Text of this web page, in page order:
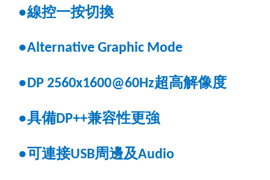
●線控一按切換
●Alternative Graphic Mode
● DP 2560x1600@60Hz超高解像度
●具備DP++兼容性更強
●可連接USB周邊及Audio